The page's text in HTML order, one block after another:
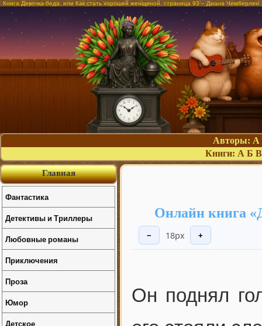
Книга Девочка-беда. или Как стать хорошей женщиной, страница 93 – Диана Чемберлен
Авторы: А
Книги: А Б В
Онлайн книга
− 18px +
Он поднял
Главная
Фантастика
Детективы и Триллеры
Любовные романы
Приключения
Проза
Юмор
Детское